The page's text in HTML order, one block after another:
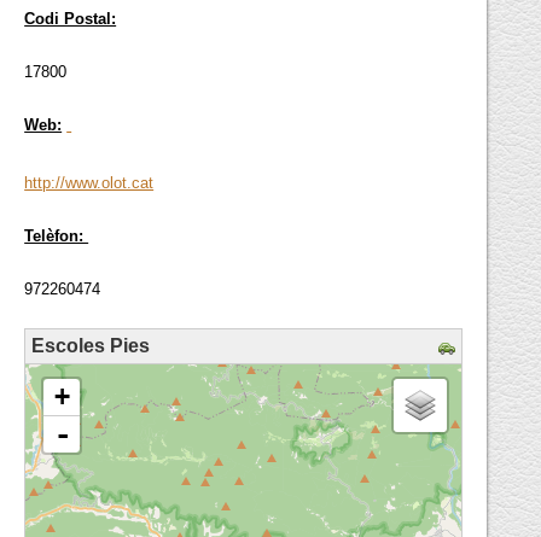
Codi Postal:
17800
Web:
http://www.olot.cat
Telèfon:
972260474
Escoles Pies
loading map - please wait...
+
-